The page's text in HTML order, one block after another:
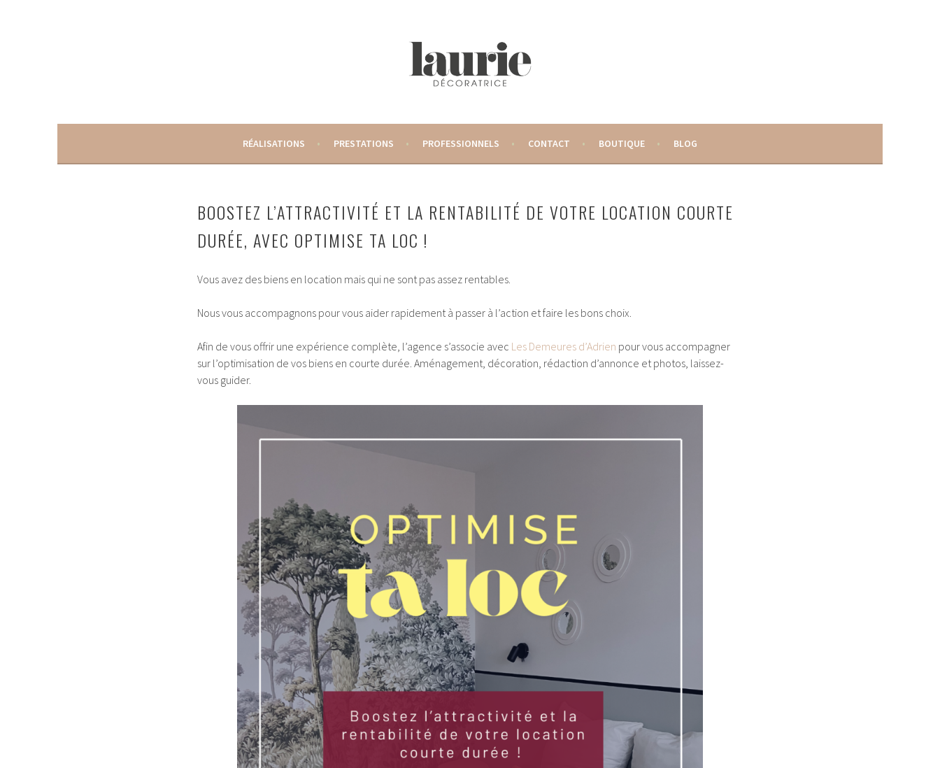
LAURIE DÉCORATRICE – DÉCORATRICE D'INTÉRIEUR
RÉALISATIONS PRESTATIONS PROFESSIONNELS CONTACT BOUTIQUE BLOG
BOOSTEZ L’ATTRACTIVITÉ ET LA RENTABILITÉ DE VOTRE LOCATION COURTE
DURÉE, AVEC OPTIMISE TA LOC !
Vous avez des biens en location mais qui ne sont pas assez rentables.
Nous vous accompagnons pour vous aider rapidement à passer à l’action et faire les bons choix.
Afin de vous offrir une expérience complète, l’agence s’associe avec Les Demeures d’Adrien pour vous accompagner
sur l’optimisation de vos biens en courte durée. Aménagement, décoration, rédaction d’annonce et photos, laissez-
vous guider.